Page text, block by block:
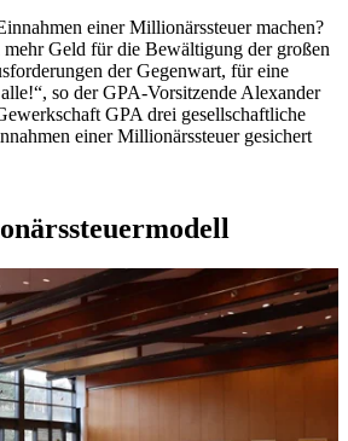
einer Millionärssteuer machen?
Geld für die Bewältigung der großen
der Gegenwart, für eine
so der GPA-Vorsitzende Alexander
GPA drei gesellschaftliche
einer Millionärssteuer gesichert